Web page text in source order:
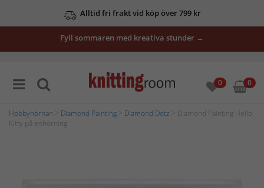
Alltid fri frakt vid köp över 799 kr
Fyll sommaren med kreativa stunder →
0 0
Hobbyhörnan Diamond Painting Diamond Dotz > Diamond Painting Hello
Kitty på enhörning